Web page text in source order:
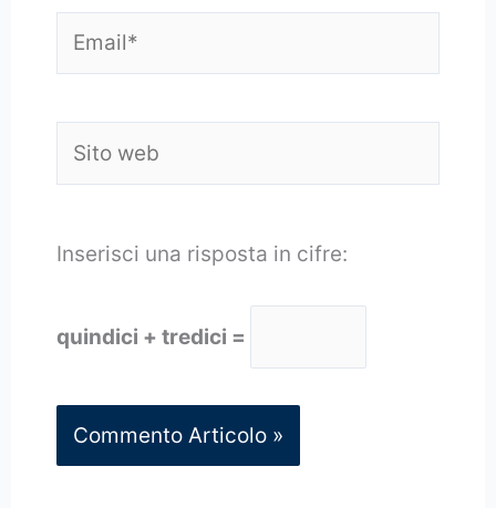
web
Inserisci una risposta in cifre:
quindici + tredici =